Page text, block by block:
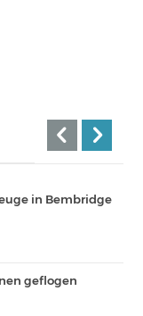
in Bembridge
geflogen